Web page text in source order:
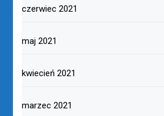
czerwiec 2021
maj 2021
kwiecień 2021
marzec 2021